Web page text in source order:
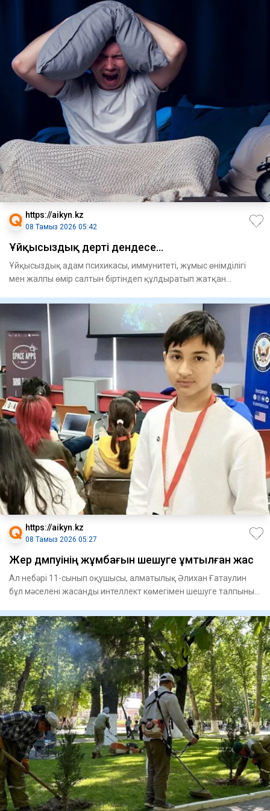
https://aikyn.kz
08 Тамыз 2026 05:42
Ұйқысыздық дерті дендесе...
Ұйқысыздық адам психикасы, иммунитеті, жұмыс өнімділігі
мен жалпы өмір салтын біртіндеп құлдыратып жатқан
https://aikyn.kz
08 Тамыз 2026 05:27
Жер дүмпуінің жұмбағын шешуге ұмтылған жас
Ал небәрі 11-сынып оқушысы, алматылық Әлихан Ғатаулин
бұл мәселені жасанды интеллект көмегімен шешуге талпынып